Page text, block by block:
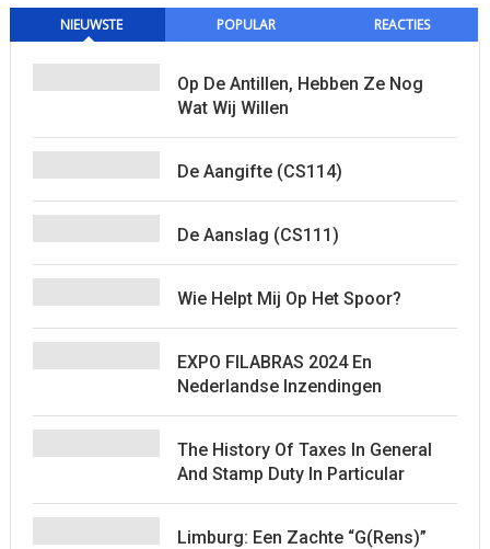
NIEUWSTE POPULAR REACTIES
Op De Antillen, Hebben Ze Nog
Wat Wij Willen
De Aangifte (CS114)
De Aanslag (CS111)
Wie Helpt Mij Op Het Spoor?
EXPO FILABRAS 2024 En
Nederlandse Inzendingen
The History Of Taxes In General
And Stamp Duty In Particular
Limburg: Een Zachte “G(rens)”